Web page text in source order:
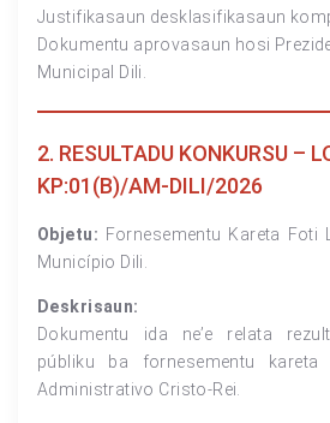
Justifikasaun desklasifikasaun
Dokumentu aprovasaun hosi
Municipal Dili.
2. RESULTADU KONKURSU –
KP:01(B)/AM-DILI/2026
Objetu: Fornesementu Kareta Foti
Município Dili.
Deskrisaun:
Dokumentu ida ne’e relata
públiku ba fornesementu
Administrativo Cristo-Rei.